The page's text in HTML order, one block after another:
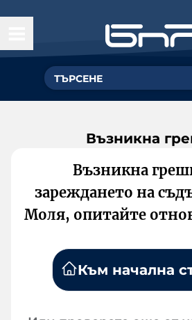
Възникна
Възникна
зареждането на
Моля, опитайте
Към начална